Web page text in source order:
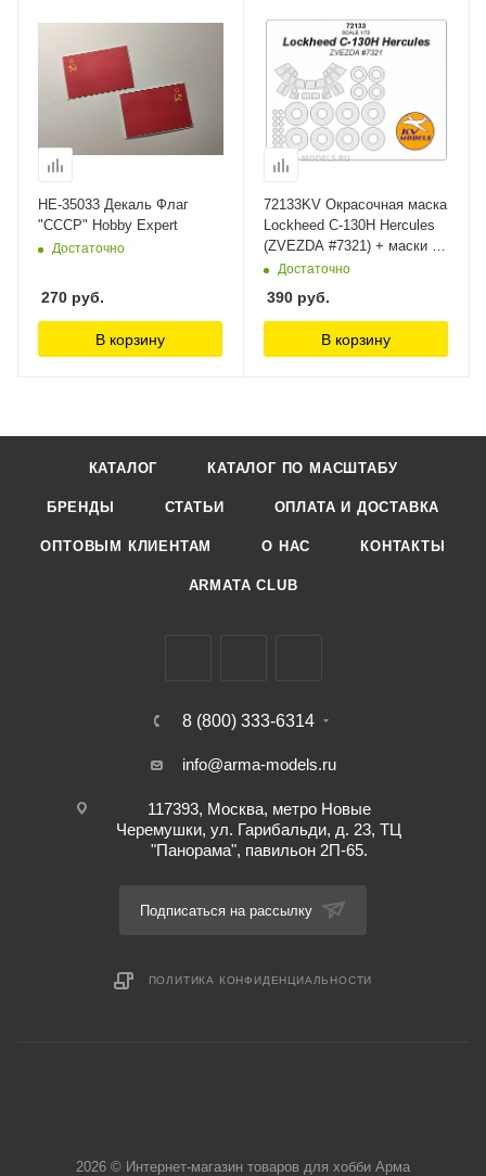
НЕ-35033 Декаль Флаг
"СССР" Hobby Expert
Достаточно
270 руб.
В корзину
72133KV Окрасочная маска
Lockheed C-130H Hercules
(ZVEZDA #7321) + маски на
диски и колеса KV Models
Достаточно
390 руб.
В корзину
КАТАЛОГ КАТАЛОГ ПО МАСШТАБУ
БРЕНДЫ СТАТЬИ ОПЛАТА И ДОСТАВКА
ОПТОВЫМ КЛИЕНТАМ О НАС КОНТАКТЫ
ARMATA CLUB
8 (800) 333-6314
info@arma-models.ru
117393, Москва, метро Новые
Черемушки, ул. Гарибальди, д. 23, ТЦ
"Панорама", павильон 2П-65.
Подписаться на рассылку
ПОЛИТИКА КОНФИДЕНЦИАЛЬНОСТИ
2026 © Интернет-магазин товаров для хобби Арма